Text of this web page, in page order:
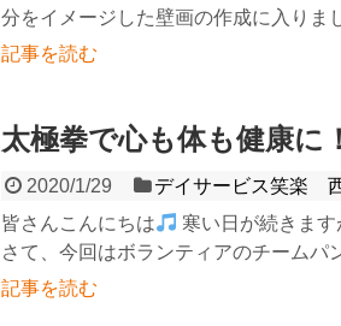
分をイメージした壁画の作成に入りま
記事を読む
太極拳で心も体も健康に
2020/1/29
デイサービス笑楽
皆さんこんにちは
寒い日が続きま
さて、今回はボランティアのチームパ
記事を読む